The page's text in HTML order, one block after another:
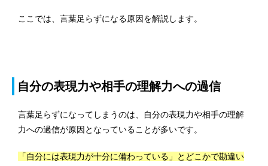
ここでは、言葉足らずになる原因を解説します。
自分の表現力や相手の理解力への過信
言葉足らずになってしまうのは、自分の表現力や相手の理解
力への過信が原因となっていることが多いです。
「自分には表現力が十分に備わっている」とどこかで勘違い